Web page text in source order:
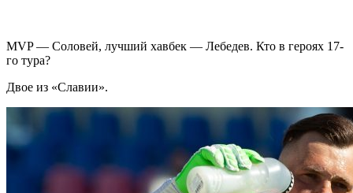
MVP — Соловей, лучший хавбек — Лебедев. Кто в героях 17-
го тура?
Двое из «Славии».